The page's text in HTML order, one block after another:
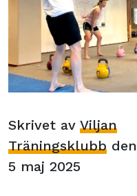
Skrivet av Viljan
Träningsklubb den
5 maj 2025